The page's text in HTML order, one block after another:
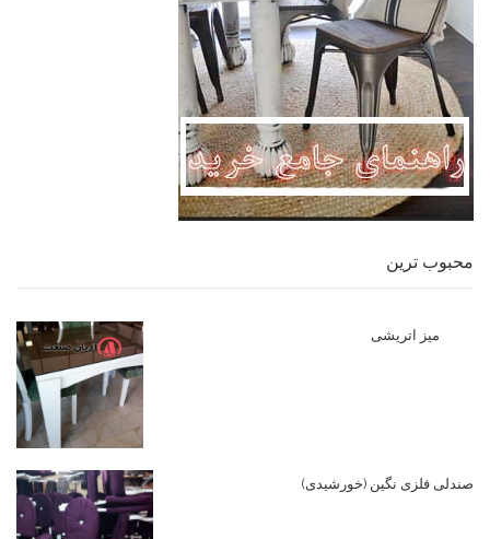
محبوب ترین
میز اتریشی
صندلی فلزی نگین (خورشیدی)